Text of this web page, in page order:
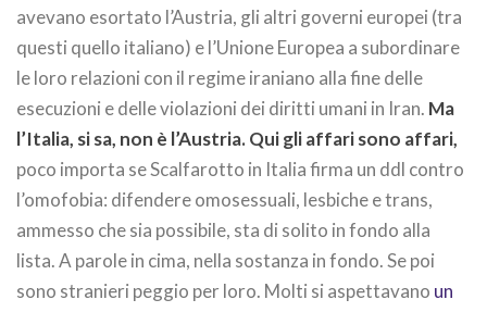
avevano esortato l’Austria, gli altri governi europei (tra
questi quello italiano) e l’Unione Europea a subordinare
le loro relazioni con il regime iraniano alla fine delle
esecuzioni e delle violazioni dei diritti umani in Iran. Ma
l’Italia, si sa, non è l’Austria.Qui gli affari sono affari,
poco importa se Scalfarotto in Italia firma un ddl contro
l’omofobia: difendere omosessuali, lesbiche e trans,
ammesso che sia possibile, sta di solito in fondo alla
lista. A parole in cima, nella sostanza in fondo. Se poi
sono stranieri peggio per loro. Molti si aspettavano un